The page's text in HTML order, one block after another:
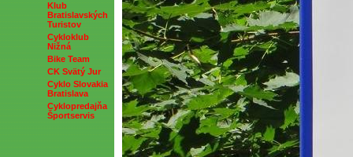
Klub
Bratislavských
Turistov
Cykloklub
Nižná
Bike Team
CK Svätý Jur
Cyklo Slovakia
Bratislava
Cyklopredajňa
Športservis